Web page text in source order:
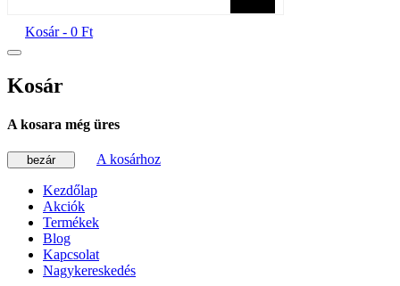
Kosár - 0 Ft
Kosár
A kosara még üres
bezár A kosárhoz
Kezdőlap
Akciók
Termékek
Blog
Kapcsolat
Nagykereskedés